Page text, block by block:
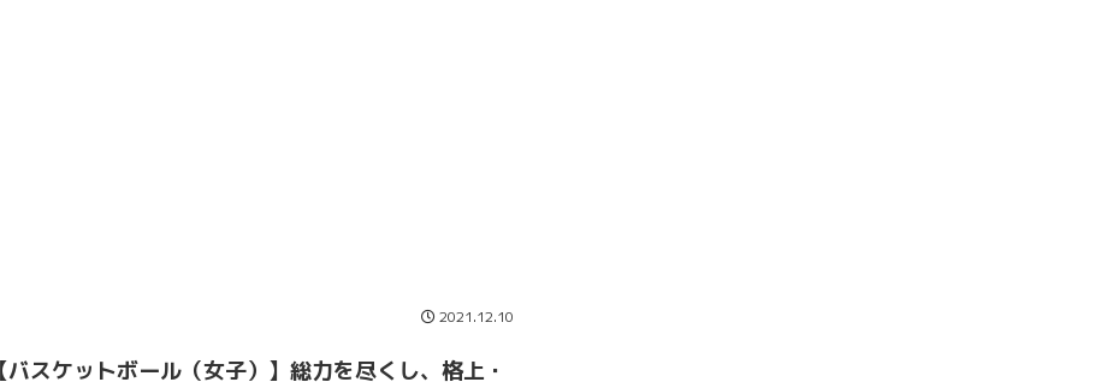
2021.12.10
【バスケットボール（女子）】総力を尽くし、格上・